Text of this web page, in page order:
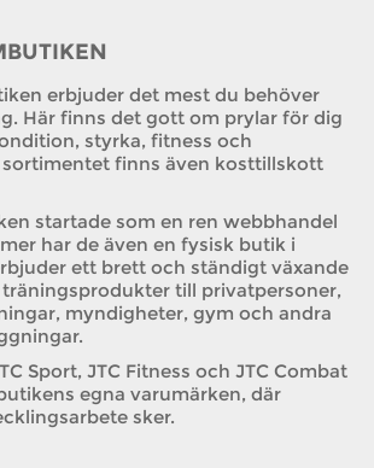
erbjuder det mest du behöver
Här finns det gott om prylar för dig
styrka, fitness och
finns även kosttillskott
startade som en ren webbhandel
har de även en fysisk butik i
ett brett och ständigt växande
till privatpersoner,
myndigheter, gym och andra
Sport, JTC Fitness och JTC Combat
egna varumärken, där
sker.